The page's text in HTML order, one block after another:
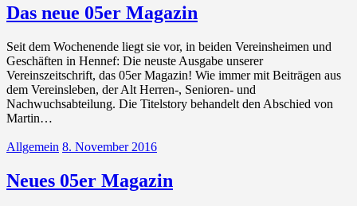
Das neue 05er Magazin
Seit dem Wochenende liegt sie vor, in beiden Vereinsheimen und
Geschäften in Hennef: Die neuste Ausgabe unserer
Vereinszeitschrift, das 05er Magazin! Wie immer mit Beiträgen aus
dem Vereinsleben, der Alt Herren-, Senioren- und
Nachwuchsabteilung. Die Titelstory behandelt den Abschied von
Martin…
Allgemein 8. November 2016
Neues 05er Magazin